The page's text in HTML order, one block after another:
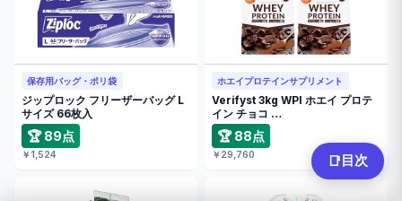
📑 目次
保存用バッグ・ポリ袋
ジップロック フリーザーバッグ L
サイズ 66枚入
🏆 89点
￥1,524
ホエイプロテインサプリメント
Verifyst 3kg WPI ホエイ プロテ
イン チョコ …
🏆 88点
￥29,760